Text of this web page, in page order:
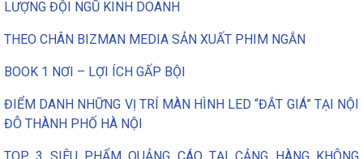
LƯỢNG ĐỘI NGŨ KINH DOANH
THEO CHÂN BIZMAN MEDIA SẢN XUẤT PHIM NGẮN
BOOK 1 NƠI – LỢI ÍCH GẤP BỘI
ĐIỂM DANH NHỮNG VỊ TRÍ MÀN HÌNH LED “ĐẮT GIÁ” TẠI NỘI
ĐÔ THÀNH PHỐ HÀ NỘI